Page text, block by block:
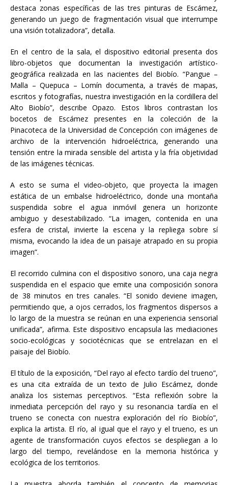
destaca zonas específicas de las tres pinturas de Escámez,
generando un juego de fragmentación visual que interrumpe
una visión totalizadora”, detalla.
En el centro de la sala, el dispositivo editorial presenta dos
libro-objetos que documentan la investigación artístico-
geográfica realizada en las nacientes del Biobío. “Pangue –
Malla – Quepuca – Lomín documenta, a través de mapas,
escritos y fotografías, nuestra investigación en la cordillera del
Alto Biobío”, describe Opazo. Estos libros contrastan los
bocetos de Escámez presentes en la colección de la
Pinacoteca de la Universidad de Concepción con imágenes de
archivo de la intervención hidroeléctrica, generando una
tensión entre la mirada sensible del artista y la fría objetividad
de las imágenes técnicas.
A esto se suma el video-objeto, que proyecta la imagen
estática de un embalse hidroeléctrico, donde una montaña
suspendida sobre el agua inmóvil genera un horizonte
ambiguo y desestabilizado. “La imagen, contenida en una
esfera de cristal, invierte la escena y la repliega sobre sí
misma, evocando la idea de un paisaje atrapado en su propia
imagen”.
El recorrido culmina con el dispositivo sonoro, una caja negra
suspendida en el espacio que emite una composición sonora
de 38 minutos en tres canales. “El sonido deviene imagen,
permitiendo que, a ojos cerrados, los fragmentos dispersos a
lo largo de la muestra se reúnan en una experiencia sensorial
unificada”, afirma. Este dispositivo encapsula las mediaciones
socio-ecológicas y sociotécnicas que se entrelazan en el
paisaje del Biobío.
El título de la exposición, “Del rayo al efecto tardío del trueno”,
es una cita extraída de un texto de Julio Escámez, donde
analiza los sistemas perceptivos. “Esta reflexión sobre la
inmediata percepción del rayo y su resonancia tardía en el
trueno se conecta con nuestra exploración del río Biobío”,
explica la artista. El río, al igual que el rayo y el trueno, es un
agente de transformación cuyos efectos se despliegan a lo
largo del tiempo, revelándose en la memoria histórica y
ecológica de los territorios.